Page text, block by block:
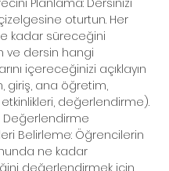
oturtun. Her
kadar süreceğini
ve dersin hangi
içereceğinizi açıklayın
giriş, ana öğretim,
değerlendirme).
Değerlendirme
Belirleme: Öğrencilerin
ne kadar
değerlendirmek için